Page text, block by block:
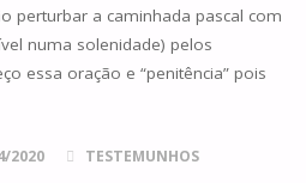
perturbar a caminhada pascal com
numa solenidade) pelos
essa oração e “penitência” pois
2020 TESTEMUNHOS